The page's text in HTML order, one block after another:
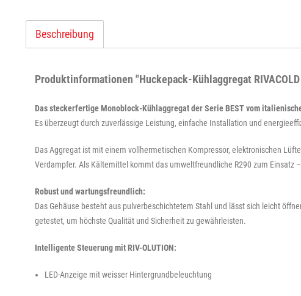
Beschreibung
Produktinformationen "Huckepack-Kühlaggregat
Das steckerfertige Monoblock-Kühlaggregat der Serie BEST vom
Es überzeugt durch zuverlässige Leistung, einfache Installation und
Das Aggregat ist mit einem vollhermetischen Kompressor, elektronischen
Verdampfer. Als Kältemittel kommt das umweltfreundliche R290 zum Einsatz
Robust und wartungsfreundlich:
Das Gehäuse besteht aus pulverbeschichtetem Stahl und lässt sich leicht
getestet, um höchste Qualität und Sicherheit zu gewährleisten.
Intelligente Steuerung mit RIV-OLUTION:
LED-Anzeige mit weisser Hintergrundbeleuchtung